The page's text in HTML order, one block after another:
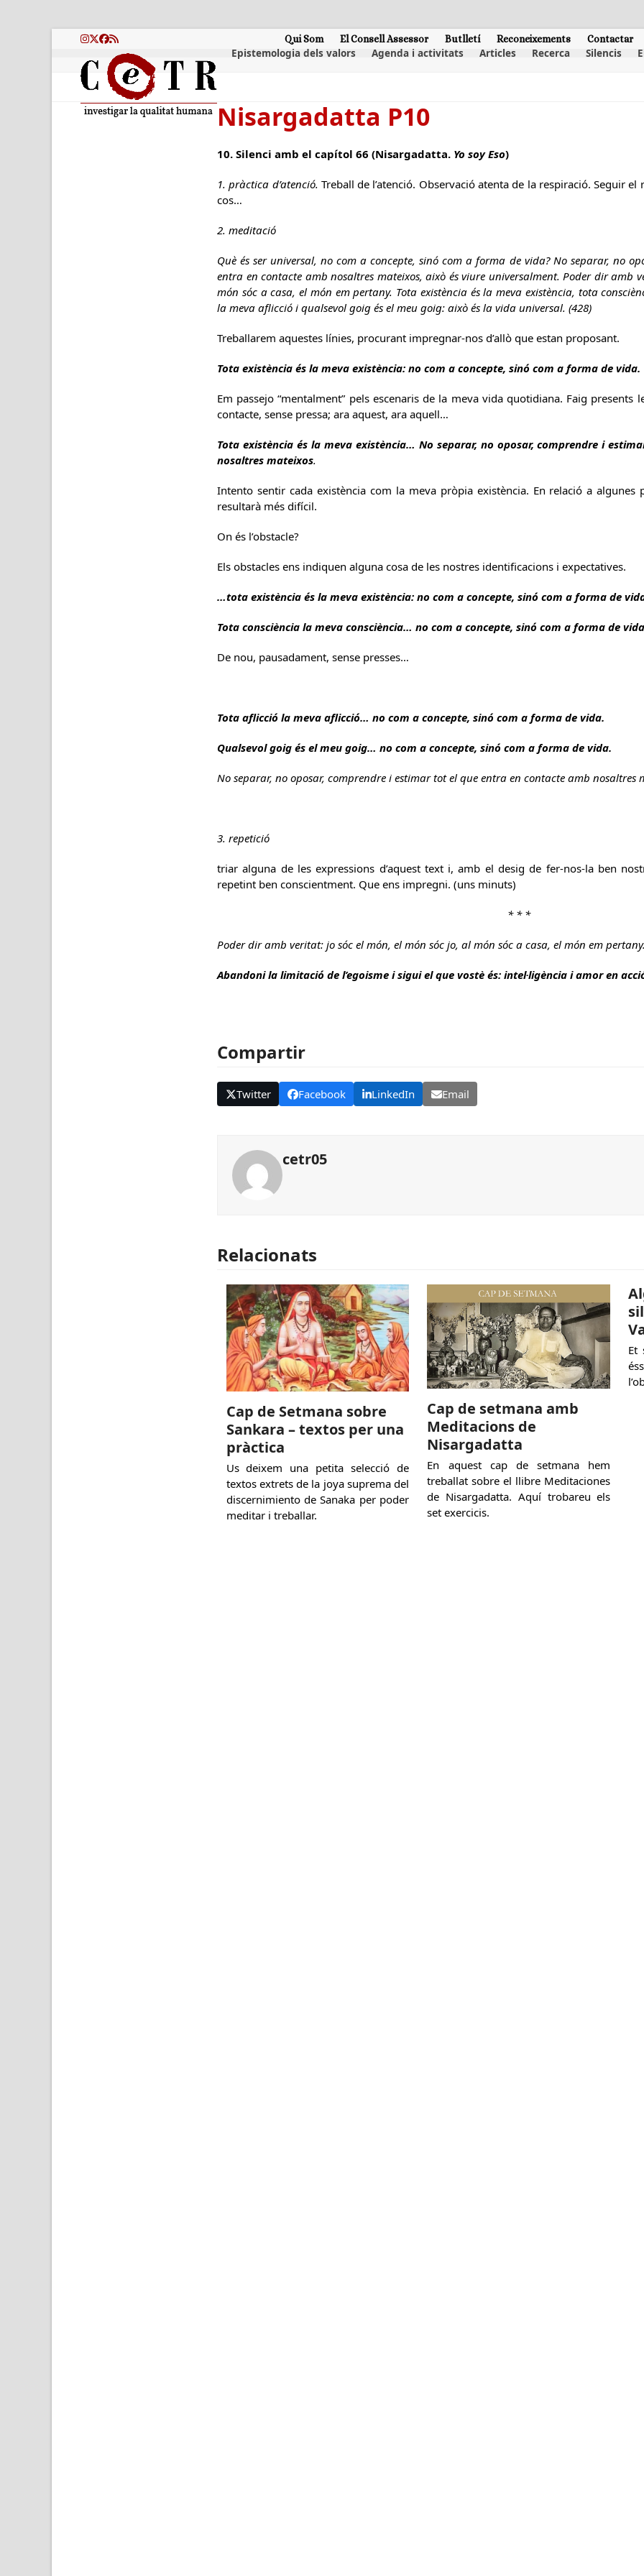
Instagram
Twitter
Facebook
RSS Qui Som El Consell Assessor Butlletí Reconeixements Contactar
Epistemologia dels valors Agenda i activitats Articles Recerca Silencis
Nisargadatta P10
10. Silenci amb el capítol 66 (Nisargadatta. Yo soy Eso)
1. pràctica d’atenció. Treball de l’atenció. Observació atenta de la respiració. Seguir
cos…
2. meditació
Què és ser universal, no com a concepte, sinó com a forma de vida? No separar, no
entra en contacte amb nosaltres mateixos, això és viure universalment. Poder dir amb
món sóc a casa, el món em pertany. Tota existència és la meva existència, tota
la meva aflicció i qualsevol goig és el meu goig: això és la vida universal. (428)
Treballarem aquestes línies, procurant impregnar-nos d’allò que estan proposant.
Tota existència és la meva existència: no com a concepte, sinó com a forma de vida.
Em passejo “mentalment” pels escenaris de la meva vida quotidiana. Faig presents
contacte, sense pressa; ara aquest, ara aquell…
Tota existència és la meva existència… No separar, no oposar, comprendre i
nosaltres mateixos.
Intento sentir cada existència com la meva pròpia existència. En relació a algunes
resultarà més difícil.
On és l’obstacle?
Els obstacles ens indiquen alguna cosa de les nostres identificacions i expectatives.
…tota existència és la meva existència: no com a concepte, sinó com a forma de
Tota consciència la meva consciència… no com a concepte, sinó com a forma de
De nou, pausadament, sense presses…
Tota aflicció la meva aflicció… no com a concepte, sinó com a forma de vida.
Qualsevol goig és el meu goig… no com a concepte, sinó com a forma de vida.
No separar, no oposar, comprendre i estimar tot el que entra en contacte amb nosaltres
3. repetició
triar alguna de les expressions d’aquest text i, amb el desig de fer-nos-la ben
repetint ben conscientment. Que ens impregni. (uns minuts)
* * *
Poder dir amb veritat: jo sóc el món, el món sóc jo, al món sóc a casa, el món em pertany.
Abandoni la limitació de l’egoisme i sigui el que vostè és: intel·ligència i amor en
Compartir
Twitter Facebook LinkedIn Email
cetr05
Relacionats
Cap de Setmana sobre
Sankara – textos per una
pràctica
Us deixem una petita selecció de
textos extrets de la joya suprema del
discernimiento de Sanaka per poder
meditar i treballar.
Cap de setmana amb
Meditacions de
Nisargadatta
En aquest cap de setmana hem
treballat sobre el llibre Meditaciones
de Nisargadatta. Aquí trobareu els
set exercicis.
Et